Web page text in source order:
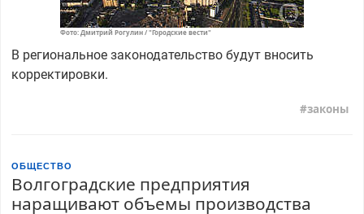
Фото: Дмитрий Рогулин / "Городские вести"
В региональное законодательство будут вносить
корректировки.
законы
ОБЩЕСТВО
Волгоградские предприятия
наращивают объемы производства